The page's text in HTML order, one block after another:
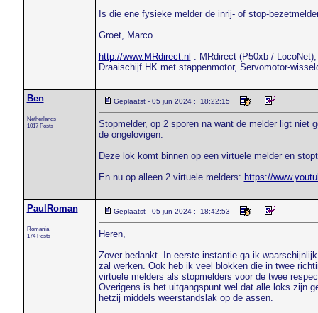
Is die ene fysieke melder de inrij- of stop-
Groet, Marco
http://www.MRdirect.nl : MRdirect (P50xb /
Draaischijf HK met stappenmotor, Servomotor-
Ben
Netherlands
1017 Posts
Geplaatst - 05 jun 2024 : 18:22:15
Stopmelder, op 2 sporen na want de melder ligt niet
de ongelovigen.
Deze lok komt binnen op een virtuele melder en
En nu op alleen 2 virtuele melders: https://
PaulRoman
Romania
174 Posts
Geplaatst - 05 jun 2024 : 18:42:53
Heren,
Zover bedankt. In eerste instantie ga ik
zal werken. Ook heb ik veel blokken die in twee
virtuele melders als stopmelders voor de twee
Overigens is het uitgangspunt wel dat alle loks zijn
hetzij middels weerstandslak op de assen.